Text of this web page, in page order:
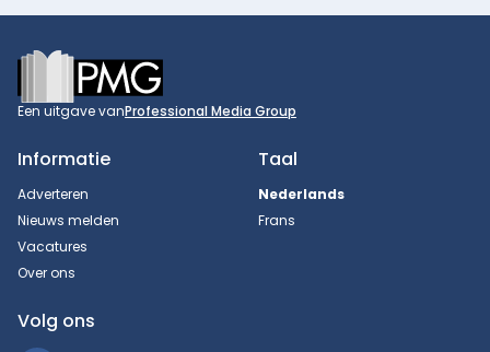
Footer
Een uitgave vanProfessional Media Group
Informatie
Adverteren
Nieuws melden
Vacatures
Over ons
Taal
Nederlands
Frans
Volg ons